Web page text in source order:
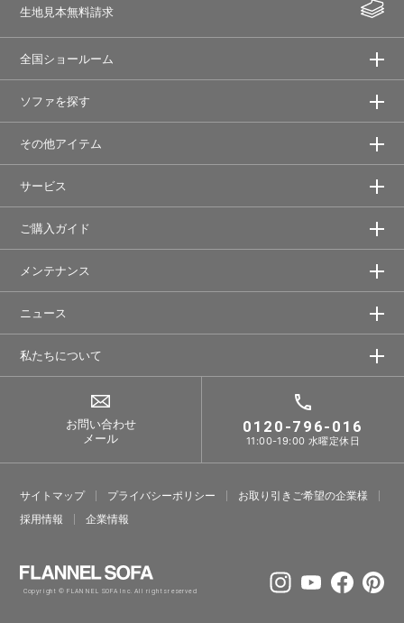
生地見本無料請求
全国ショールーム
ソファを探す
その他アイテム
サービス
ご購入ガイド
メンテナンス
ニュース
私たちについて
お問い合わせ
メール
0120-796-016
11:00-19:00 水曜定休日
サイトマップ プライバシーポリシー
お取り引きご希望の企業様
採⽤情報
企業情報
Copyright © FLANNEL SOFA Inc. All rights reserved